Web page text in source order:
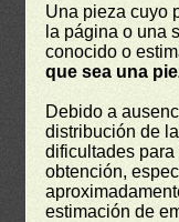
Una pieza cuyo
la página o una
conocido o
que sea una
Debido a
distribución de
dificultades
obtención,
estimación de